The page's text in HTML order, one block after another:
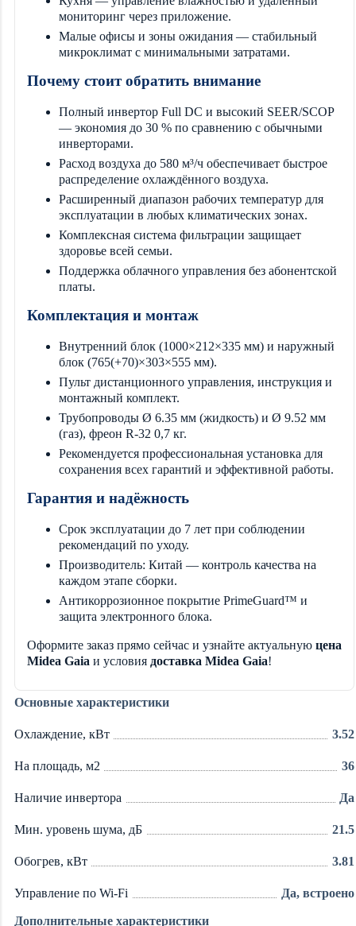
мониторинг через приложение.
Малые офисы и зоны ожидания — стабильный
микроклимат с минимальными затратами.
Почему стоит обратить внимание
Полный инвертор Full DC и высокий SEER/SCOP
— экономия до 30 % по сравнению с обычными
инверторами.
Расход воздуха до 580 м³/ч обеспечивает быстрое
распределение охлаждённого воздуха.
Расширенный диапазон рабочих температур для
эксплуатации в любых климатических зонах.
Комплексная система фильтрации защищает
здоровье всей семьи.
Поддержка облачного управления без абонентской
платы.
Комплектация и монтаж
Внутренний блок (1000×212×335 мм) и наружный
блок (765(+70)×303×555 мм).
Пульт дистанционного управления, инструкция и
монтажный комплект.
Трубопроводы Ø 6.35 мм (жидкость) и Ø 9.52 мм
(газ), фреон R-32 0,7 кг.
Рекомендуется профессиональная установка для
сохранения всех гарантий и эффективной работы.
Гарантия и надёжность
Срок эксплуатации до 7 лет при соблюдении
рекомендаций по уходу.
Производитель: Китай — контроль качества на
каждом этапе сборки.
Антикоррозионное покрытие PrimeGuard™ и
защита электронного блока.
Оформите заказ прямо сейчас и узнайте актуальную цена
Midea Gaia и условия доставка Midea Gaia!
Основные характеристики
Охлаждение, кВт 3.52
На площадь, м2 36
Наличие инвертора Да
Мин. уровень шума, дБ 21.5
Обогрев, кВт 3.81
Управление по Wi-Fi Да, встроено
Дополнительные характеристики